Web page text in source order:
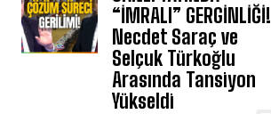
“İMRALI” GERGİNLİĞİ!
Necdet Saraç ve
Selçuk Türkoğlu
Arasında Tansiyon
Yükseldi